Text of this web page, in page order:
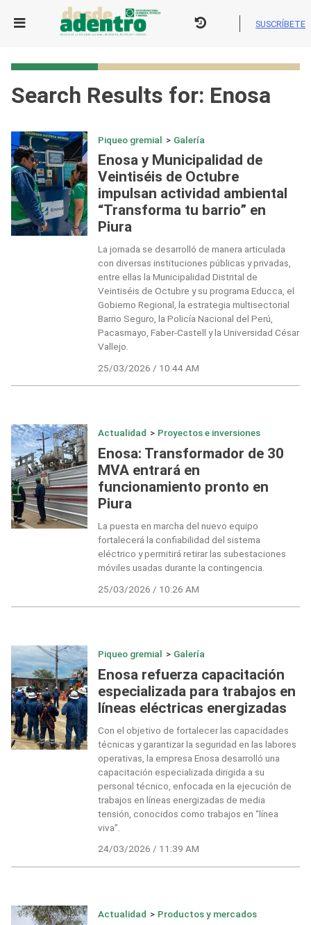
SUSCRÍBETE
Search Results for: Enosa
Piqueo gremial > Galería
Enosa y Municipalidad de
Veintiséis de Octubre
impulsan actividad ambiental
“Transforma tu barrio” en
Piura
La jornada se desarrolló de manera articulada
con diversas instituciones públicas y privadas,
entre ellas la Municipalidad Distrital de
Veintiséis de Octubre y su programa Educca, el
Gobierno Regional, la estrategia multisectorial
Barrio Seguro, la Policía Nacional del Perú,
Pacasmayo, Faber-Castell y la Universidad César
Vallejo.
25/03/2026 / 10:44 AM
Actualidad > Proyectos e inversiones
Enosa: Transformador de 30
MVA entrará en
funcionamiento pronto en
Piura
La puesta en marcha del nuevo equipo
fortalecerá la confiabilidad del sistema
eléctrico y permitirá retirar las subestaciones
móviles usadas durante la contingencia.
25/03/2026 / 10:26 AM
Piqueo gremial > Galería
Enosa refuerza capacitación
especializada para trabajos en
líneas eléctricas energizadas
Con el objetivo de fortalecer las capacidades
técnicas y garantizar la seguridad en las labores
operativas, la empresa Enosa desarrolló una
capacitación especializada dirigida a su
personal técnico, enfocada en la ejecución de
trabajos en líneas energizadas de media
tensión, conocidos como trabajos en “línea
viva”.
24/03/2026 / 11:39 AM
Actualidad > Productos y mercados